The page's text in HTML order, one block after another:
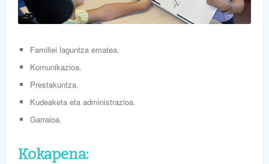
Familiei laguntza ematea.
Komunikazioa.
Prestakuntza.
Kudeaketa eta administrazioa.
Garraioa.
Kokapena: